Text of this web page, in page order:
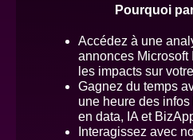
Pourquoi
Accédez à une
annonces Microsoft
les impacts sur
Gagnez du temps
une heure des
en data, IA et
Interagissez avec